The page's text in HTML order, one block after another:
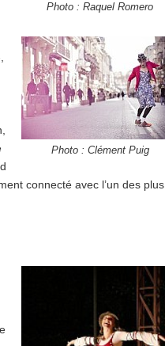
Photo : Raquel Romero
Photo : Clément Puig
connecté avec l’un des plus